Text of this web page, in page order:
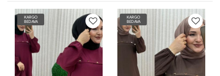
KARGO
BEDAVA
KARGO
BEDAVA